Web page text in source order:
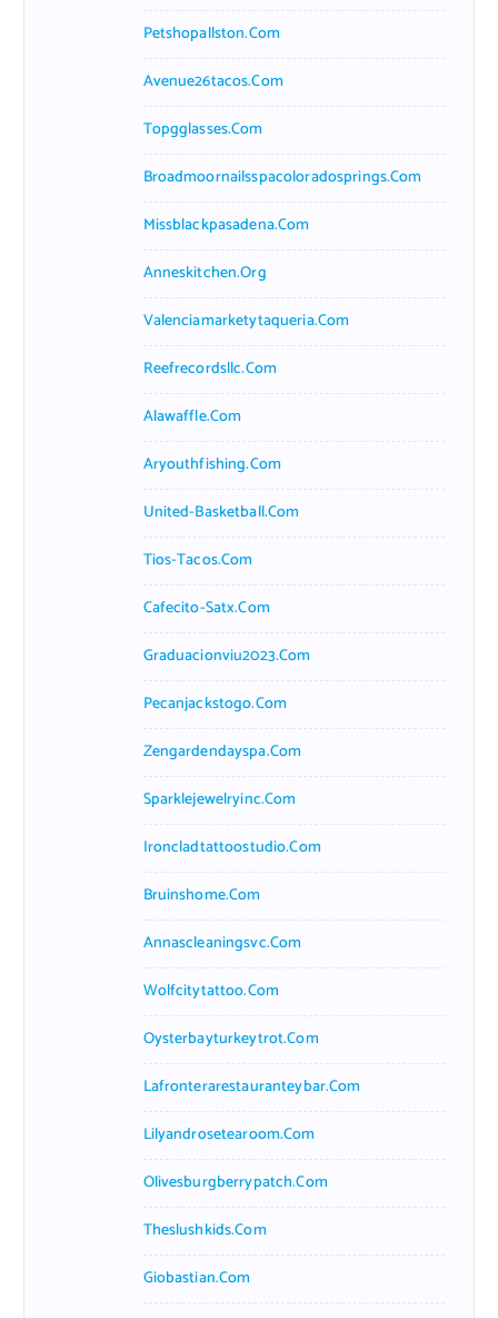
Petshopallston.com
Avenue26tacos.com
Topgglasses.com
Broadmoornailsspacoloradosprings.com
Missblackpasadena.com
Anneskitchen.org
Valenciamarketytaqueria.com
Reefrecordsllc.com
Alawaffle.com
Aryouthfishing.com
United-Basketball.com
Tios-Tacos.com
Cafecito-Satx.com
Graduacionviu2023.com
Pecanjackstogo.com
Zengardendayspa.com
Sparklejewelryinc.com
Ironcladtattoostudio.com
Bruinshome.com
Annascleaningsvc.com
Wolfcitytattoo.com
Oysterbayturkeytrot.com
Lafronterarestauranteybar.com
Lilyandrosetearoom.com
Olivesburgberrypatch.com
Theslushkids.com
Giobastian.com